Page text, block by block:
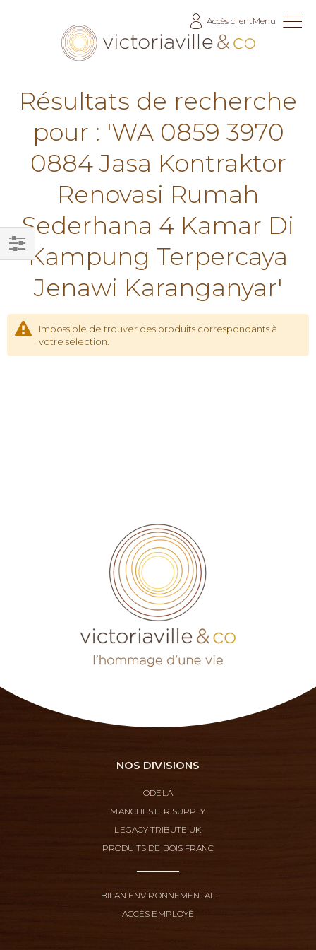
Accès clientMenu
Résultats de recherche
pour : 'WA 0859 3970
0884 Jasa Kontraktor
Renovasi Rumah
Sederhana 4 Kamar Di
Kampung Terpercaya
Jenawi Karanganyar'
Impossible de trouver des produits correspondants à
votre sélection.
Filtrer
NOS DIVISIONS
ODELA
MANCHESTER SUPPLY
LEGACY TRIBUTE UK
PRODUITS DE BOIS FRANC
BILAN ENVIRONNEMENTAL
ACCÈS EMPLOYÉ